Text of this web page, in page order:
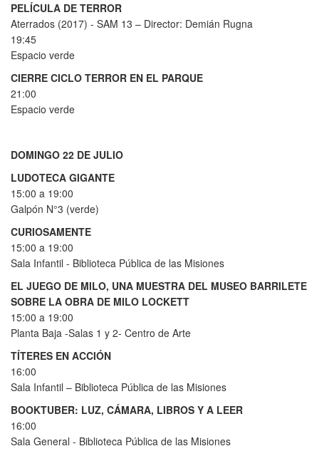
PELÍCULA DE TERROR
Aterrados (2017) - SAM 13 – Director: Demián Rugna
19:45
Espacio verde
CIERRE CICLO TERROR EN EL PARQUE
21:00
Espacio verde
DOMINGO 22 DE JULIO
LUDOTECA GIGANTE
15:00 a 19:00
Galpón N°3 (verde)
CURIOSAMENTE
15:00 a 19:00
Sala Infantil - Biblioteca Pública de las Misiones
EL JUEGO DE MILO, UNA MUESTRA DEL MUSEO BARRILETE
SOBRE LA OBRA DE MILO LOCKETT
15:00 a 19:00
Planta Baja -Salas 1 y 2- Centro de Arte
TÍTERES EN ACCIÓN
16:00
Sala Infantil – Biblioteca Pública de las Misiones
BOOKTUBER: LUZ, CÁMARA, LIBROS Y A LEER
16:00
Sala General - Biblioteca Pública de las Misiones